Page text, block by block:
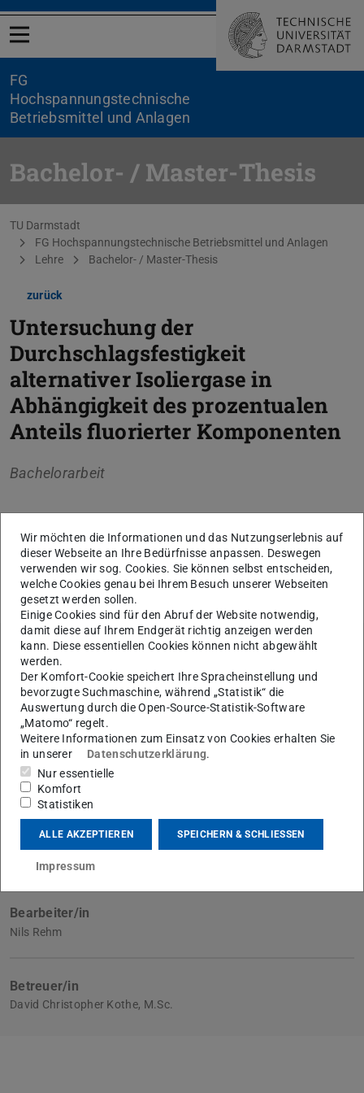
Menü öffnen
FG
Hochspannungstechnische
Betriebsmittel und Anlagen
Bachelor- / Master-Thesis
Sie befinden sich hier:
TU Darmstadt
FG Hochspannungstechnische Betriebsmittel und Anlagen
Lehre
Bachelor- / Master-Thesis
zurück
Untersuchung der
Durchschlagsfestigkeit
alternativer Isoliergase in
Abhängigkeit des prozentualen
Anteils fluorierter Komponenten
Bachelorarbeit
Kerndaten
KONTAKT
Weitere Daten
23.02.2021
Angenommen am
Eingereicht am
Fachgebiet
Hochspannungstechnik (HST)
Bearbeiter/in
Nils Rehm
Betreuer/in
David Christopher Kothe, M.Sc.
Wir möchten die Informationen und das Nutzungserlebnis auf
dieser Webseite an Ihre Bedürfnisse anpassen. Deswegen
verwenden wir sog. Cookies. Sie können selbst entscheiden,
welche Cookies genau bei Ihrem Besuch unserer Webseiten
gesetzt werden sollen.
Einige Cookies sind für den Abruf der Website notwendig,
damit diese auf Ihrem Endgerät richtig anzeigen werden
kann. Diese essentiellen Cookies können nicht abgewählt
werden.
Der Komfort-Cookie speichert Ihre Spracheinstellung und
bevorzugte Suchmaschine, während „Statistik“ die
Auswertung durch die Open-Source-Statistik-Software
„Matomo“ regelt.
Weitere Informationen zum Einsatz von Cookies erhalten Sie
in unserer
Datenschutzerklärung.
Nur essentielle
Komfort
Statistiken
ALLE AKZEPTIEREN SPEICHERN & SCHLIESSEN
Impressum